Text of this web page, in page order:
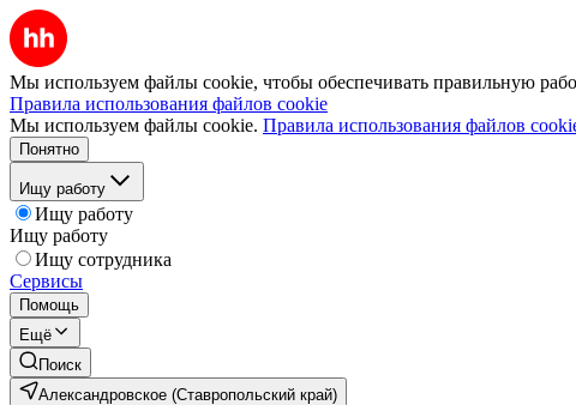
Мы используем файлы cookie, чтобы обеспечивать правильную
Правила использования файлов cookie
Мы используем файлы cookie. Правила использования файлов
Понятно
Ищу работу
Ищу работу
Ищу работу
Ищу сотрудника
Сервисы
Помощь
Ещё
Поиск
Александровское (Ставропольский край)